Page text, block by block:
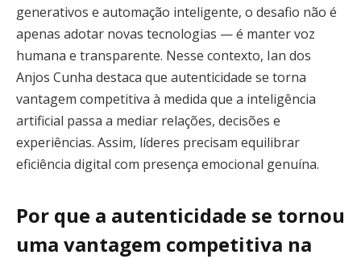
generativos e automação inteligente, o desafio não é
apenas adotar novas tecnologias — é manter voz
humana e transparente. Nesse contexto, Ian dos
Anjos Cunha destaca que autenticidade se torna
vantagem competitiva à medida que a inteligência
artificial passa a mediar relações, decisões e
experiências. Assim, líderes precisam equilibrar
eficiência digital com presença emocional genuína.
Por que a autenticidade se tornou
uma vantagem competitiva na